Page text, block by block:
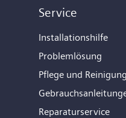
Service
Installationshilfe
Problemlösung
Pflege und Reinigung
Reparaturservice